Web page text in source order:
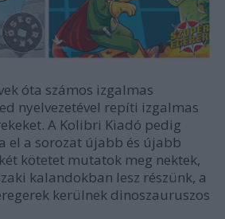
óta számos izgalmas
nyelvezetével repíti izgalmas
A Kolibri Kiadó pedig
el a sorozat újabb és újabb
kötetet mutatok meg nektek,
kalandokban lesz részünk, a
kerülnek dinoszauruszos